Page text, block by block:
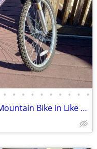
• • • • • • • • • •
Beautiful Raleigh M20 Low Step Mountain Bike in Like New Condition